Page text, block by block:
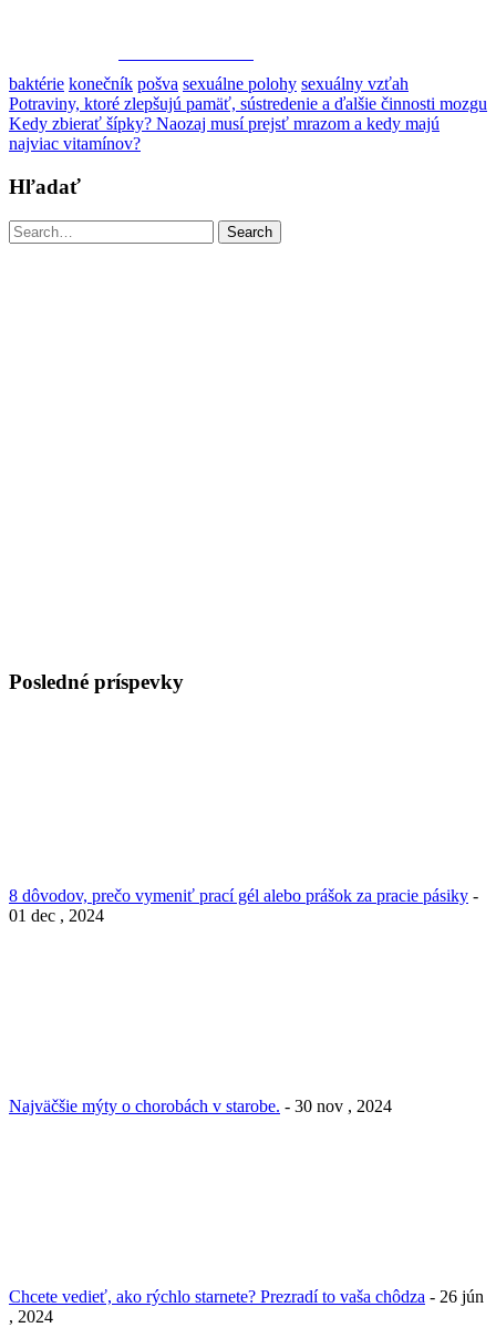
baktérie konečník pošva sexuálne polohy sexuálny vzťah
Post
navigation
Potraviny, ktoré zlepšujú pamäť, sústredenie a ďalšie činnosti mozgu
Kedy zbierať šípky? Naozaj musí prejsť mrazom a kedy majú
najviac vitamínov?
Hľadať
Search
for:
Search
Posledné príspevky
8 dôvodov, prečo vymeniť prací gél alebo prášok za pracie pásiky -
01 dec , 2024
Najväčšie mýty o chorobách v starobe. - 30 nov , 2024
Chcete vedieť, ako rýchlo starnete? Prezradí to vaša chôdza - 26 jún
, 2024